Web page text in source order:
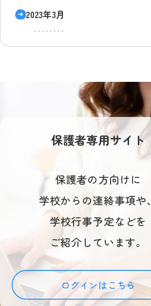
2023年3月
保護者専用サイト
保護者の方向けに
学校からの連絡事項や、
学校行事予定などを
ご紹介しています。
ログインはこちら